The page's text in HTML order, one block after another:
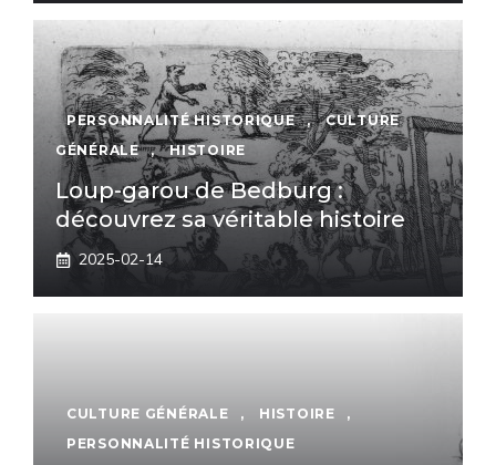
PERSONNALITÉ HISTORIQUE ,
CULTURE
GÉNÉRALE
, HISTOIRE
Loup-garou de Bedburg :
découvrez sa véritable histoire
2025-02-14
CULTURE GÉNÉRALE , HISTOIRE
,
PERSONNALITÉ HISTORIQUE